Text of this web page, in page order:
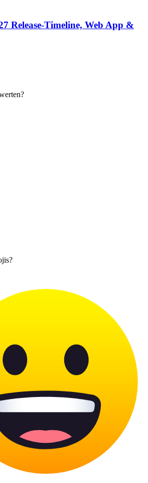
Release-Timeline, Web App &